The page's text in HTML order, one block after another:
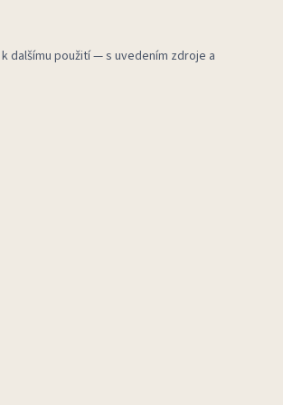
dalšímu použití — s uvedením zdroje a